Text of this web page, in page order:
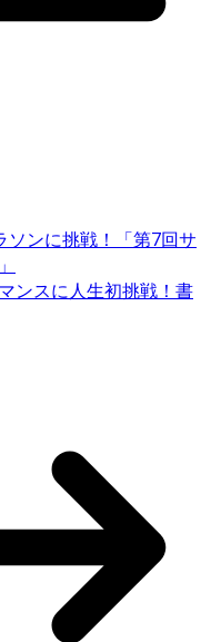
ソンに挑戦！「第7回サ
ンスに人生初挑戦！書